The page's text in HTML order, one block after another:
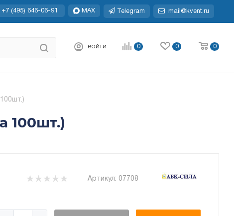
+7 (495) 646-06-91 MAX Telegram mail@kvent.ru
ВОЙТИ 0 0 0
100шт.)
Артикул: 07708